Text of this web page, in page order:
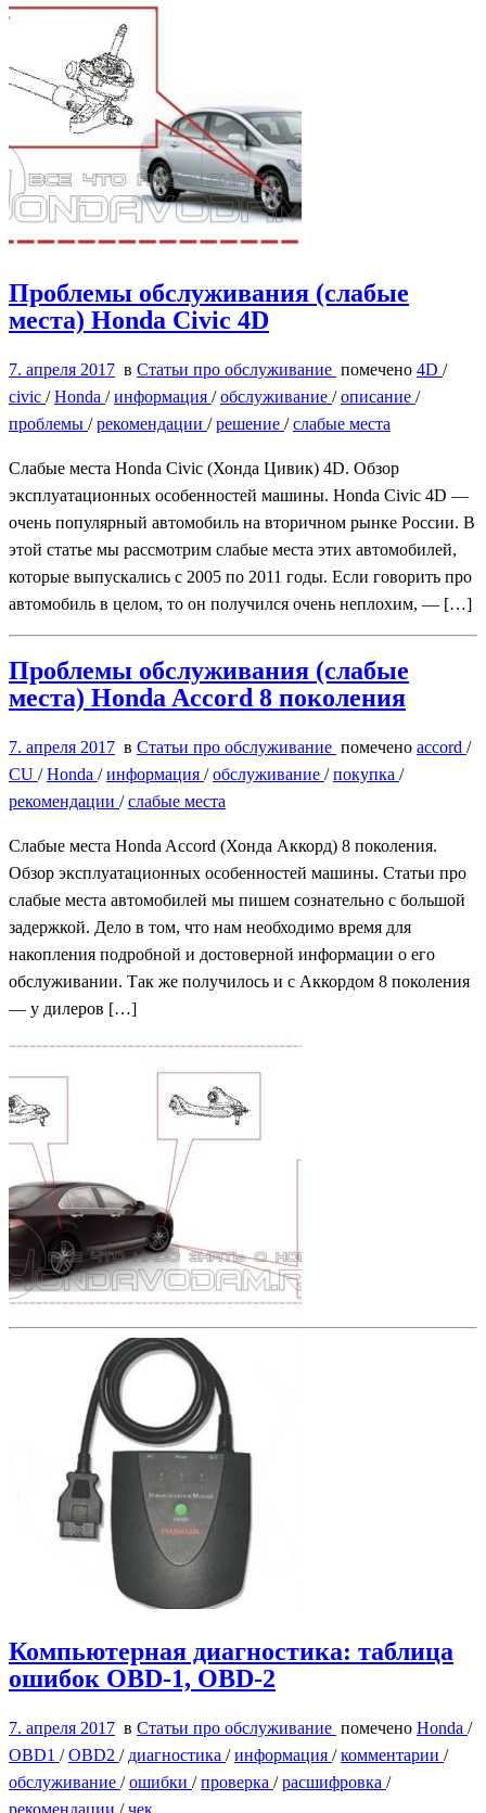
Проблемы обслуживания (слабые
места) Honda Civic 4D
7. апреля 2017 в Статьи про обслуживание помечено 4D /
civic /Honda /информация /обслуживание /описание /
проблемы /рекомендации /решение /слабые места
Слабые места Honda Civic (Хонда Цивик) 4D. Обзор
эксплуатационных особенностей машины. Honda Civic 4D —
очень популярный автомобиль на вторичном рынке России. В
этой статье мы рассмотрим слабые места этих автомобилей,
которые выпускались с 2005 по 2011 годы. Если говорить про
автомобиль в целом, то он получился очень неплохим, — […]
Проблемы обслуживания (слабые
места) Honda Accord 8 поколения
7. апреля 2017 в Статьи про обслуживание помечено accord /
CU /Honda /информация /обслуживание /покупка /
рекомендации /слабые места
Слабые места Honda Accord (Хонда Аккорд) 8 поколения.
Обзор эксплуатационных особенностей машины. Статьи про
слабые места автомобилей мы пишем сознательно с большой
задержкой. Дело в том, что нам необходимо время для
накопления подробной и достоверной информации о его
обслуживании. Так же получилось и с Аккордом 8 поколения
— у дилеров […]
Компьютерная диагностика: таблица
ошибок OBD-1, OBD-2
7. апреля 2017 в Статьи про обслуживание помечено Honda /
OBD1 /OBD2 / диагностика /информация /комментарии /
обслуживание /ошибки /проверка /расшифровка /